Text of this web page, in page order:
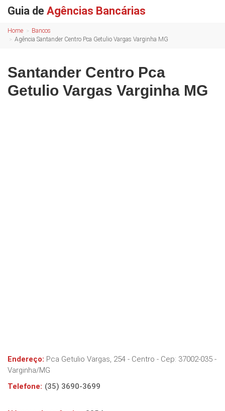
Guia de Agências Bancárias
Home
Bancos
Agência Santander Centro Pca Getulio Vargas Varginha MG
Santander Centro Pca
Getulio Vargas Varginha MG
Endereço: Pca Getulio Vargas, 254 - Centro - Cep: 37002-035 -
Varginha/MG
Telefone: (35) 3690-3699